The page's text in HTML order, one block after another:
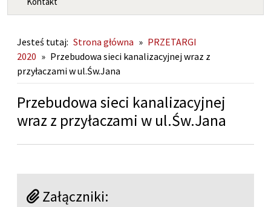
Jesteś tutaj: Strona główna » PRZETARGI
2020 » Przebudowa sieci kanalizacyjnej wraz z
przyłaczami w ul.Św.Jana
Przebudowa sieci kanalizacyjnej
wraz z przyłaczami w ul.Św.Jana
Załączniki: